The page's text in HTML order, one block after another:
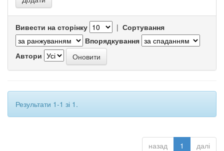
Вивести на сторінку | Сортування
Впорядкування
Автори
Результати 1-1 зі 1.
назад 1 далі